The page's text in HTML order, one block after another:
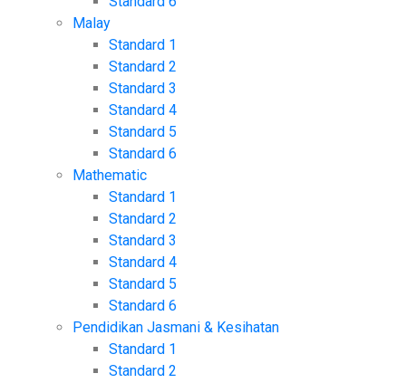
Malay
Standard 1
Standard 2
Standard 3
Standard 4
Standard 5
Standard 6
Mathematic
Standard 1
Standard 2
Standard 3
Standard 4
Standard 5
Standard 6
Pendidikan Jasmani & Kesihatan
Standard 1
Standard 2